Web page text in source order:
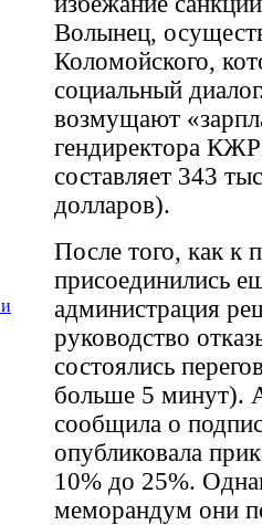
Волынец,
Коломойского,
социальный
возмущают
гендиректора
составляет 343
долларов).
После того, как к
присоединились
администрация
руководство
состоялись
больше 5 минут).
сообщила о
опубликовала
10% до 25%.
меморандум они